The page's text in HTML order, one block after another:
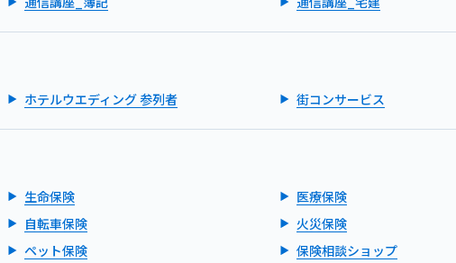
ホテルウエディング 参列者 街コンサービス
生命保険 医療保険
自転車保険 火災保険
ペット保険 保険相談ショップ